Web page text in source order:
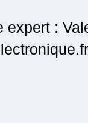
expert :